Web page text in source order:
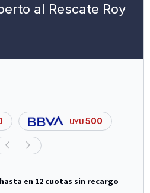
al Rescate Roy
UYU 500
en 12 cuotas sin recargo